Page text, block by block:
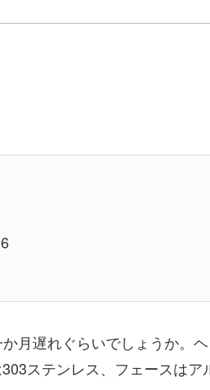
月遅れぐらいでしょうか。
ステンレス、フェースはア